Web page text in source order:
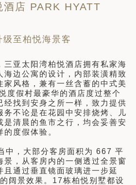
酒店 PARK HYATT
至柏悦海景客
三亚太阳湾柏悦酒店拥有私家海
海边公寓的设计，内部装潢精致
家风格，兼有一丝含蓄的中式美
度假村最豪华的酒店度过整个
经找到安身之所一样，致力提供
务不论是在花园中安排烧烤、儿
是清晨的鱼市之行，均会妥善安
度假体验。
中，大部分客房面积为 667 平
景，从客房内的一侧透过全景窗
且通过垂直镜面玻璃进一步延
阔景效果。17栋柏悦别墅都设